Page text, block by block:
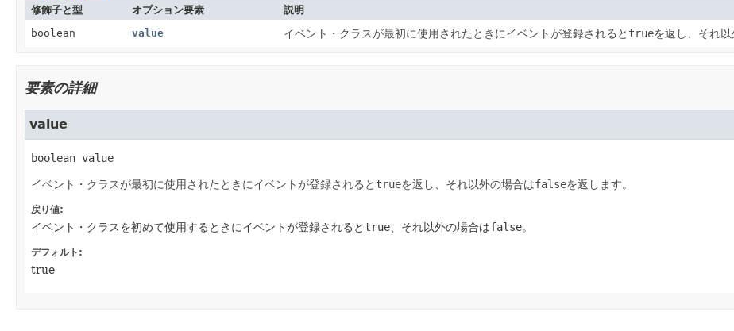
修飾子と型 オプション要素
説明
boolean
value イベント・クラスが最初に使用されたときにイベントが登録されると trueを返し、それ
要素の詳細
value
boolean value
イベント・クラスが最初に使用されたときにイベントが登録されると trueを返し、それ以外の場合はfalseを返します。
戻り値:
イベント・クラスを初めて使用するときにイベントが登録されると true 、それ以外の場合はfalse。
デフォルト:
true